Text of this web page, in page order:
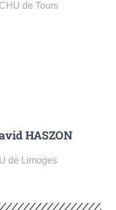
de Tours
HASZON
de Limoges